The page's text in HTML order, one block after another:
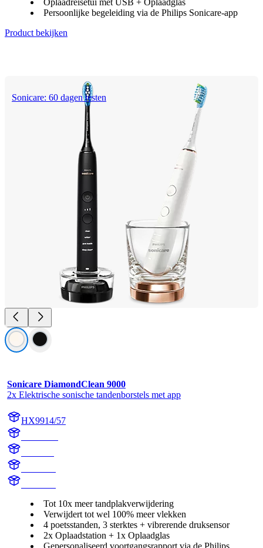
Oplaadreisetui met USB + Oplaadglas
Persoonlijke begeleiding via de Philips Sonicare-app
Product bekijken
Sonicare: 60 dagen testen
Sonicare DiamondClean 9000
2x Elektrische sonische tandenborstels met app
HX9914/57
Tot 10x meer tandplakverwijdering
Verwijdert tot wel 100% meer vlekken
4 poetsstanden, 3 sterktes + vibrerende druksensor
2x Oplaadstation + 1x Oplaadglas